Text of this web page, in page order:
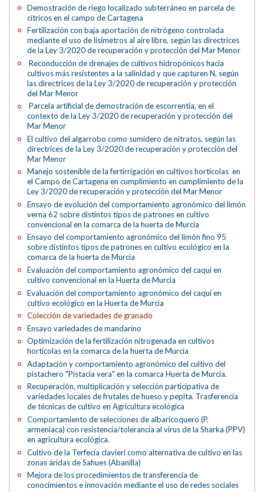
Demostración de riego localizado subterráneo en parcela de
cítricos en el campo de Cartagena
Fertilización con baja aportación de nitrógeno controlada
mediante el uso de lisímetros al aire libre, según las directrices
de la Ley 3/2020 de recuperación y protección del Mar Menor
Reconducción de drenajes de cultivos hidropónicos hacia
cultivos más resistentes a la salinidad y que capturen N, según
las directrices de la Ley 3/2020 de recuperación y protección
del Mar Menor
Parcela artificial de demostración de escorrentía, en el
contexto de la Ley 3/2020 de recuperación y protección del
Mar Menor
El cultivo del algarrobo como sumidero de nitratos, según las
directrices de la Ley 3/2020 de recuperación y protección del
Mar Menor
Manejo sostenible de la fertirrigación en cultivos hortícolas en
el Campo de Cartagena en cumplimiento en cumplimiento de la
Ley 3/2020 de recuperación y protección del Mar Menor
Ensayo de evolución del comportamiento agronómico del limón
verna 62 sobre distintos tipos de patrones en cultivo
convencional en la comarca de la huerta de Murcia
Ensayo del comportamiento agronómico del limón fino 95
sobre distintos tipos de patrones en cultivo ecológico en la
comarca de la huerta de Murcia
Evaluación del comportamiento agronómico del caqui en
cultivo convencional en la Huerta de Murcia
Evaluación del comportamiento agronómico del caqui en
cultivo ecológico en la Huerta de Murcia
Colección de variedades de granado
Ensayo variedades de mandarino
Optimización de la fertilización nitrogenada en cultivos
hortícolas en la comarca de la huerta de Murcia
Adaptación y comportamiento agronómico del cultivo del
pistachero "Pistacia vera" en la comarca Huerta de Murcia.
Recuperación, multiplicación y selección participativa de
variedades locales de frutales de hueso y pepita. Trasferencia
de técnicas de cultivo en Agricultura ecológica
Comportamiento de selecciones de albaricoquero (P.
armeniaca) con resistencia/tolerancia al virus de la Sharka (PPV)
en agricultura ecológica.
Cultivo de la Terfecia clavieri como alternativa de cultivo en las
zonas áridas de Sahues (Abanilla)
Mejora de los procedimientos de transferencia de
conocimientos e innovación mediante el uso de redes sociales